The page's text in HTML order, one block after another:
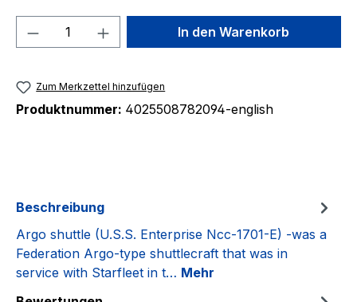
Produkt Anzahl: Gib denIn den Warenkorb
Zum Merkzettel hinzufügen
Produktnummer: 4025508782094-english
Beschreibung
Argo shuttle (U.S.S. Enterprise Ncc-1701-E) -was a
Federation Argo-type shuttlecraft that was in
service with Starfleet in t… Mehr